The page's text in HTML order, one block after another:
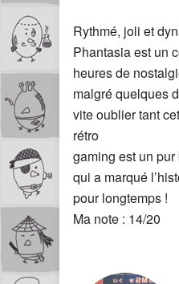
Rythmé, joli et
Phantasia est un
heures de
malgré quelques
vite oublier tant
rétro
gaming est un
qui a marqué
pour longtemps !
Ma note : 14/20